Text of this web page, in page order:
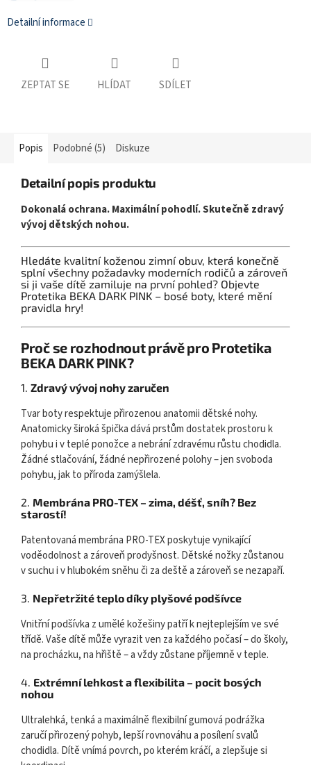
Detailní informace
ZEPTAT SE HLÍDAT SDÍLET
Popis Podobné (5) Diskuze
Detailní popis produktu
Dokonalá ochrana. Maximální pohodlí. Skutečně zdravý
vývoj dětských nohou.
Hledáte kvalitní koženou zimní obuv, která konečně
splní všechny požadavky moderních rodičů a zároveň
si ji vaše dítě zamiluje na první pohled? Objevte
Protetika BEKA DARK PINK – bosé boty, které mění
pravidla hry!
Proč se rozhodnout právě pro Protetika
BEKA DARK PINK?
1. Zdravý vývoj nohy zaručen
Tvar boty respektuje přirozenou anatomii dětské nohy.
Anatomicky široká špička dává prstům dostatek prostoru k
pohybu i v teplé ponožce a nebrání zdravému růstu chodidla.
Žádné stlačování, žádné nepřirozené polohy – jen svoboda
pohybu, jak to příroda zamýšlela.
2. Membrána PRO-TEX – zima, déšť, sníh? Bez
starostí!
Patentovaná membrána PRO-TEX poskytuje vynikající
voděodolnost a zároveň prodyšnost. Dětské nožky zůstanou
v suchu i v hlubokém sněhu či za deště a zároveň se nezapaří.
3. Nepřetržité teplo díky plyšové podšívce
Vnitřní podšívka z umělé kožešiny patří k nejteplejším ve své
třídě. Vaše dítě může vyrazit ven za každého počasí – do školy,
na procházku, na hřiště – a vždy zůstane příjemně v teple.
4. Extrémní lehkost a flexibilita – pocit bosých
nohou
Ultralehká, tenká a maximálně flexibilní gumová podrážka
zaručí přirozený pohyb, lepší rovnováhu a posílení svalů
chodidla. Dítě vnímá povrch, po kterém kráčí, a zlepšuje si